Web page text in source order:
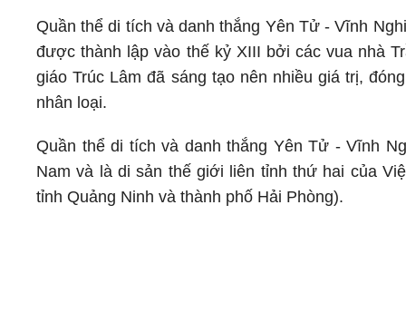
Quần thể di tích và danh thắng Yên Tử - Vĩnh
được thành lập vào thế kỷ XIII bởi các vua nhà
giáo Trúc Lâm đã sáng tạo nên nhiều giá trị,
nhân loại.
Quần thể di tích và danh thắng Yên Tử - Vĩnh
Nam và là di sản thế giới liên tỉnh thứ hai của
tỉnh Quảng Ninh và thành phố Hải Phòng).